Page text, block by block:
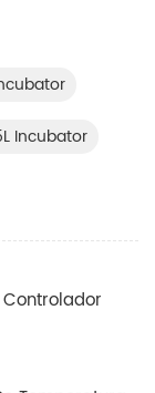
Incubator